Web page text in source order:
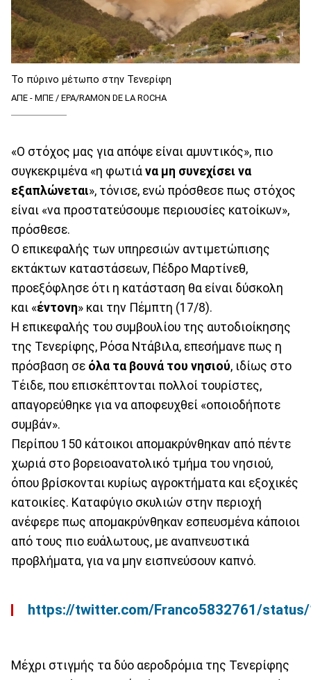
Το πύρινο μέτωπο στην Τενερίφη
ΑΠΕ - ΜΠΕ / EPA/RAMON DE LA ROCHA
«Ο στόχος μας για απόψε είναι αμυντικός», πιο
συγκεκριμένα «η φωτιά να μη συνεχίσει να
εξαπλώνεται», τόνισε, ενώ πρόσθεσε πως στόχος
είναι «να προστατεύσουμε περιουσίες κατοίκων»,
πρόσθεσε.
Ο επικεφαλής των υπηρεσιών αντιμετώπισης
εκτάκτων καταστάσεων, Πέδρο Μαρτίνεθ,
προεξόφλησε ότι η κατάσταση θα είναι δύσκολη
και «έντονη» και την Πέμπτη (17/8).
Η επικεφαλής του συμβουλίου της αυτοδιοίκησης
της Τενερίφης, Ρόσα Ντάβιλα, επεσήμανε πως η
πρόσβαση σε όλα τα βουνά του νησιού, ιδίως στο
Τέιδε, που επισκέπτονται πολλοί τουρίστες,
απαγορεύθηκε για να αποφευχθεί «οποιοδήποτε
συμβάν».
Περίπου 150 κάτοικοι απομακρύνθηκαν από πέντε
χωριά στο βορειοανατολικό τμήμα του νησιού,
όπου βρίσκονται κυρίως αγροκτήματα και εξοχικές
κατοικίες. Καταφύγιο σκυλιών στην περιοχή
ανέφερε πως απομακρύνθηκαν εσπευσμένα κάποιοι
από τους πιο ευάλωτους, με αναπνευστικά
προβλήματα, για να μην εισπνεύσουν καπνό.
https://twitter.com/Franco5832761/
Μέχρι στιγμής τα δύο αεροδρόμια της Τενερίφης